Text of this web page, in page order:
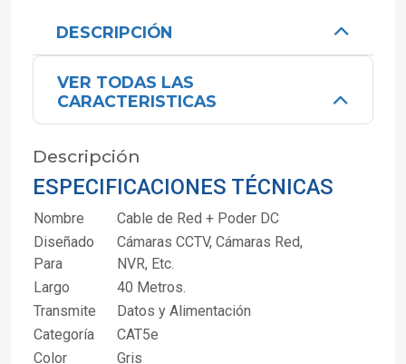
DESCRIPCIÓN
VER TODAS LAS
CARACTERISTICAS
Descripción
ESPECIFICACIONES TÉCNICAS
Nombre
Cable de Red + Poder DC
Diseñado
Para
Cámaras CCTV, Cámaras Red,
NVR, Etc.
Largo
40 Metros.
Transmite
Datos y Alimentación
Categoría
CAT5e
Color
Gris